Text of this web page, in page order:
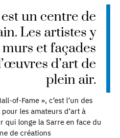
un centre de
Les artistes y
et façades
d’art de
plein air.
of-Fame », c’est l’un des
les amateurs d’art à
qui longe la Sarre en face du
de créations